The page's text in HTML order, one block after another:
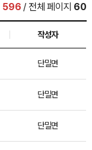
596 / 전체 페이지 60
작성자
단밀면
단밀면
단밀면